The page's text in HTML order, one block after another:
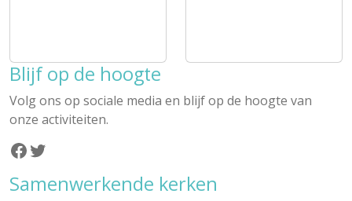
Blijf op de hoogte
Volg ons op sociale media en blijf op de hoogte van
onze activiteiten.
Facebook
Twitter
Samenwerkende kerken